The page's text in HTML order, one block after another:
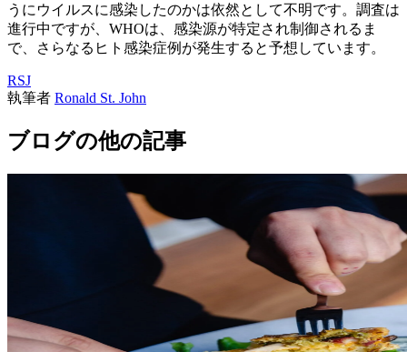
うにウイルスに感染したのかは依然として不明です。調査は
進行中ですが、WHOは、感染源が特定され制御されるま
で、さらなるヒト感染症例が発生すると予想しています。
RSJ
執筆者 Ronald St. John
ブログの他の記事